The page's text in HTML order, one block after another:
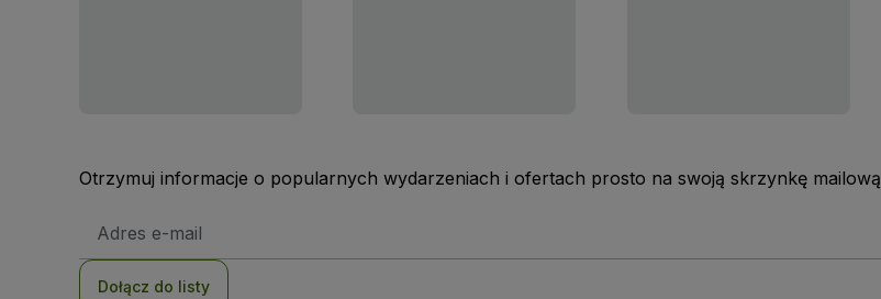
Otrzymuj informacje o popularnych wydarzeniach i ofertach prosto na swoją skrzynkę mailową
e-
Dołącz do listy